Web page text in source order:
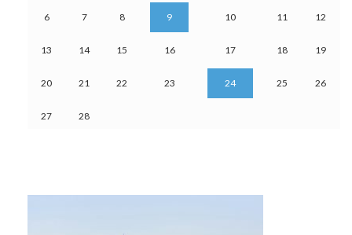
6 7 8 9 10 11 12
13 14 15 16 17 18 19
20 21 22 23 24 25 26
27 28